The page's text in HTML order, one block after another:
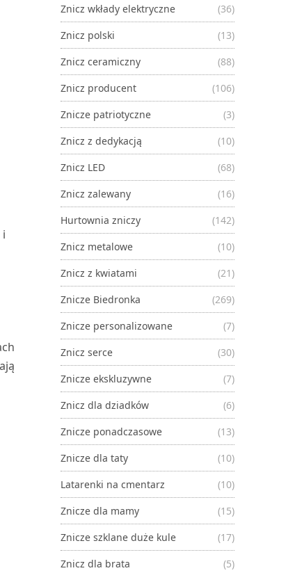
i
Znicz wkłady elektryczne
(36)
Znicz polski
(13)
Znicz ceramiczny
(88)
Znicz producent
(106)
Znicze patriotyczne
(3)
Znicz z dedykacją
(10)
Znicz LED
(68)
Znicz zalewany
(16)
Hurtownia zniczy
(142)
Znicz metalowe
(10)
Znicz z kwiatami
(21)
Znicze Biedronka
(269)
Znicze personalizowane
(7)
Znicz serce
(30)
Znicze ekskluzywne
(7)
Znicz dla dziadków
(6)
Znicze ponadczasowe
(13)
Znicze dla taty
(10)
Latarenki na cmentarz
(10)
Znicze dla mamy
(15)
Znicze szklane duże kule
(17)
Znicz dla brata
(5)